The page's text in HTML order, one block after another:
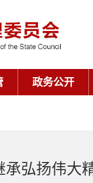
承弘扬伟大